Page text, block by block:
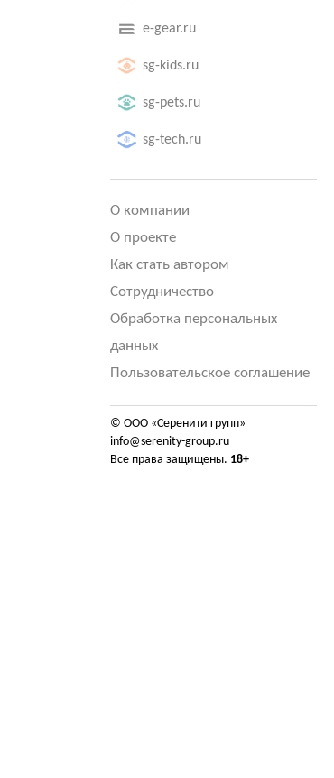
e-gear.ru
sg-kids.ru
sg-pets.ru
sg-tech.ru
О компании
О проекте
Как стать автором
Сотрудничество
Обработка персональных
данных
Пользовательское соглашение
© ООО «Серенити групп»
info@serenity-group.ru
Все права защищены. 18+